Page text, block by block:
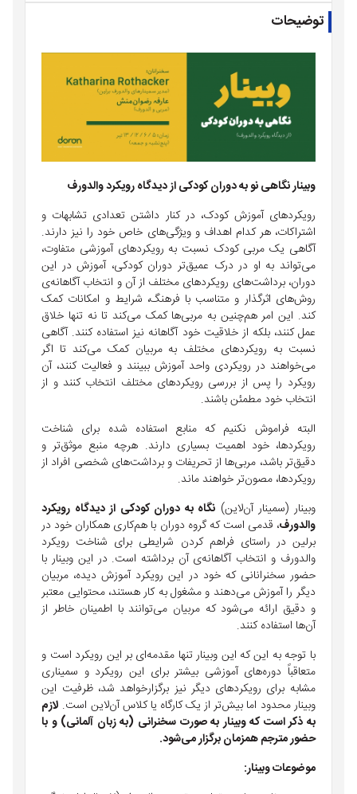
توضیحات
وبينار نگاهی نو به دوران کودکی از دیدگاه رویکرد والدورف
رویکردهای آموزش کودک، در کنار داشتن تعدادی تشابهات و
اشتراکات، هر کدام اهداف و ویژگی‌های خاص خود را نیز دارند.
آگاهی یک مربی کودک نسبت به رویکردهای آموزشی متفاوت،
می‌تواند به او در درک عمیق‌تر دوران کودکی، آموزش در این
دوران، برداشت‌های رویکردهای مختلف از آن و انتخاب آگاهانه‌ی
روش‌های اثرگذار و متناسب با فرهنگ، شرایط و امکانات کمک
کند. این امر هم‌چنین به مربی‌ها کمک می‌کند تا نه تنها خلاق
عمل کنند، بلکه از خلاقیت خود آگاهانه نیز استفاده کنند. آگاهی
نسبت به رویکردهای مختلف به مربیان کمک می‌کند تا اگر
می‌خواهند در رویکردی واحد آموزش ببینند و فعالیت کنند، آن
رویکرد را پس از بررسی رویکردهای مختلف انتخاب کنند و از
انتخاب خود مطمئن باشند.
البته فراموش نکنیم که منابع استفاده شده برای شناخت
رویکردها، خود اهمیت بسیاری دارند. هرچه منبع موثق‌تر و
دقیق‌تر باشد،‌ مربی‌ها از تحریفات و برداشت‌های شخصی افراد از
رویکرد‌ها، مصون‌تر خواهند ماند.
وبینار (سمینار آن‌لاین) نگاه به دوران کودکی از دیدگاه رویکرد
والدورف، قدمی است که گروه دوران با هم‌کاری همکاران خود در
برلین در راستای فراهم کردن شرایطی برای شناخت رویکرد
والدورف و انتخاب آگاهانه‌ی آن برداشته است. در این وبینار با
حضور سخنرانانی که خود در این رویکرد آموزش دیده، مربیان
دیگر را آموزش می‌دهند و مشغول به کار هستند، محتوایی معتبر
و دقیق ارائه می‌شود که مربیان می‌توانند با اطمینان خاطر از
آن‌ها استفاده کنند.
با توجه به این که این وبینار تنها مقدمه‌ای بر این رویکرد است و
متعاقباً دوره‌های آموزشی بیشتر برای این رویکرد و سمیناری
مشابه برای رویکردهای دیگر نیز برگزارخواهد شد،‌ ظرفیت این
وبینار محدود اما بیش‌تر از یک کارگاه یا کلاس آن‌لاین است. لازم
به ذکر است که وبینار به صورت سخنرانی (به زبان آلمانی) و با
حضور مترجم همزمان برگزار می‌شود.
موضوعات وبینار: